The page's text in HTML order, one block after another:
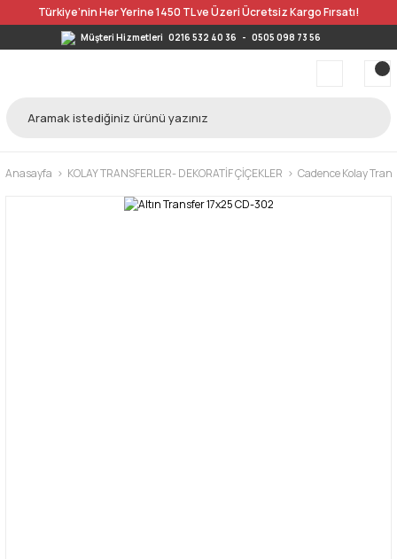
Türkiye’nin Her Yerine 1450 TL ve Üzeri Ücretsiz Kargo Fırsatı!
Müşteri Hizmetleri 0216 532 40 36 - 0505 098 73 56
Anasayfa KOLAY TRANSFERLER- DEKORATİF ÇİÇEKLER Cadence Kolay